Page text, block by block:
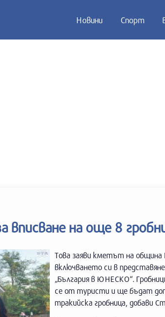
Новини Спорт
вписване на още 8
Това заяви кметът на община
включването си в
„България в ЮНЕСКО“.
се от туристи и ще бъдат
тракийска гробница, добави